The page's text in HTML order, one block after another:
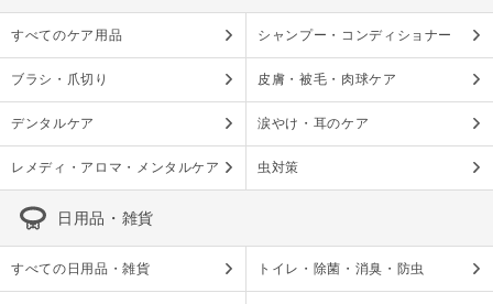
すべてのケア用品 シャンプー・コンディショナー
ブラシ・爪切り 皮膚・被毛・肉球ケア
デンタルケア 涙やけ・耳のケア
レメディ・アロマ・メンタルケア 虫対策
日用品・雑貨
すべての日用品・雑貨 トイレ・除菌・消臭・防虫